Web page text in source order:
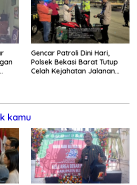
Gencar Patroli Dini Hari,
Polsek Bekasi Barat Tutup
Celah Kejahatan Jalanan
kamu